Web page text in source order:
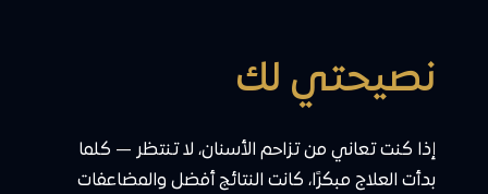
نصيحتي لك
إذا كنت تعاني من تزاحم الأسنان، لا تنتظر — كلما
بدأت العلاج مبكرًا، كانت النتائج أفضل والمضاعفات